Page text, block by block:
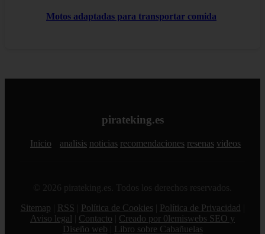
Motos adaptadas para transportar comida
pirateking.es
Inicio analisis noticias recomendaciones resenas videos
© 2026 pirateking.es. Todos los derechos reservados.
Sitemap
RSS Política de Cookies Política de Privacidad
Aviso legal
Contacto
Creado por 0lemiswebs SEO y
Diseño web
Libro sobre Cabañuelas